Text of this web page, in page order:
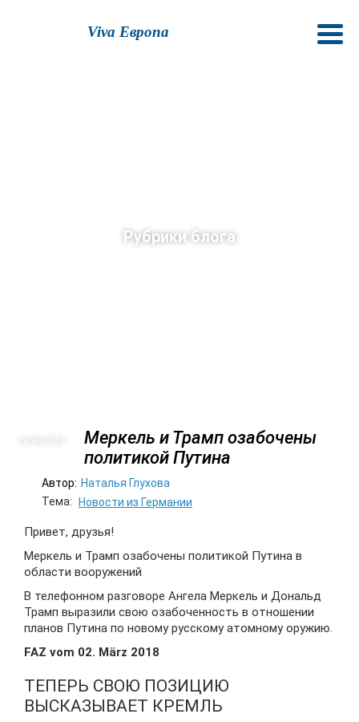
Viva Европа
Рубрики блога
Меркель и Трамп озабочены
политикой Путина
Автор: Наталья Глухова
Тема:
Новости из Германии
Привет, друзья!
Меркель и Трамп озабочены политикой Путина в
области вооружений
В телефонном разговоре Ангела Меркель и Дональд
Трамп выразили свою озабоченность в отношении
планов Путина по новому русскому атомному оружию.
FAZ vom 02. März 2018
ТЕПЕРЬ СВОЮ ПОЗИЦИЮ
ВЫСКАЗЫВАЕТ КРЕМЛЬ